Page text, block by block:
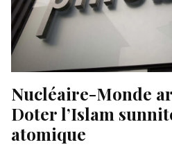
Nucléaire-Monde
Doter l’Islam
atomique